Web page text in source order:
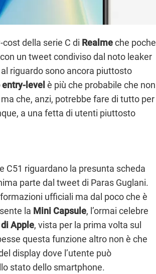
della serie C di Realmeche poche
un tweet condiviso dal noto leaker
riguardo sono ancora piuttosto
level è più che probabile che non
che, anzi, potrebbe fare di tutto per
a una fetta di utenti piuttosto
C51 riguardano la presunta scheda
parte dal tweet di Paras Guglani.
ufficiali ma dal poco che è
la Mini Capsule, l’ormai celebre
Apple, vista per la prima volta sul
questa funzione altro non è che
display dove l’utente può
stato dello smartphone.